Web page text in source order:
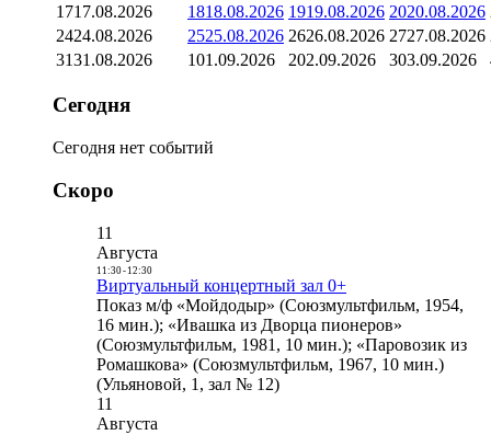
1717.08.2026 1818.08.2026 1919.08.2026 2020.08.2026
2424.08.2026 2525.08.2026 2626.08.2026 2727.08.2026
3131.08.2026 101.09.2026 202.09.2026 303.09.2026
Сегодня
Сегодня нет событий
Скоро
11
Августа
11:30- 12:30
Виртуальный концертный зал 0+
Показ м/ф «Мойдодыр» (Союзмультфильм, 1954,
16 мин.); «Ивашка из Дворца пионеров»
(Союзмультфильм, 1981, 10 мин.); «Паровозик из
Ромашкова» (Союзмультфильм, 1967, 10 мин.)
(Ульяновой, 1, зал № 12)
11
Августа